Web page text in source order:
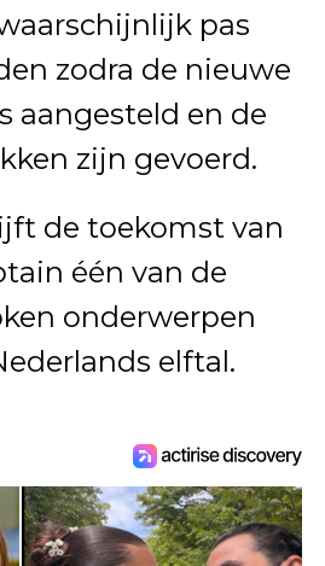
pas
zodra de nieuwe
aangesteld en de
zijn gevoerd.
de toekomst van
één van de
onderwerpen
elftal.